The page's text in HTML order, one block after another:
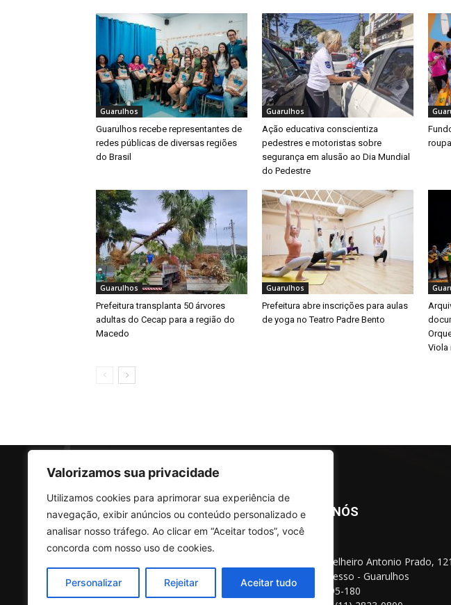
Valorizamos sua privacidade
Utilizamos cookies para aprimorar sua experiência de
navegação, exibir anúncios ou conteúdo personalizado e
analisar nosso tráfego. Ao clicar em “Aceitar todos”, você
concorda com nosso uso de cookies.
Personalizar Rejeitar Aceitar tudo
Guarulhos
Guarulhos recebe representantes de
redes públicas de diversas regiões
do Brasil
Guarulhos
Ação educativa conscientiza
pedestres e motoristas sobre
segurança em alusão ao Dia Mundial
do Pedestre
Guarulhos
Prefeitura transplanta 50 árvores
adultas do Cecap para a região do
Macedo
Guarulhos
Prefeitura abre inscrições para aulas
de yoga no Teatro Padre Bento
Viola
SOBRE NÓS
Rua Conselheiro Antonio Prado, 121
Vila Progresso - Guarulhos
CEP: 07095-180